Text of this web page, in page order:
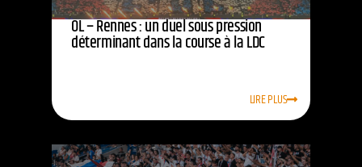
OL – Rennes : un duel sous pression
déterminant dans la course à la LDC
LIRE PLUS